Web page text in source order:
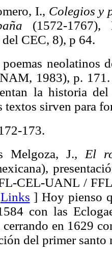
I., Colegios y
(1572-
del CEC, 8), p
poemas
1983),
la historia
textos sirven para
173.
Melgoza, J., El
CEL-UANL /
Links ] Hoy pienso
con las
en 1629
del primer santo